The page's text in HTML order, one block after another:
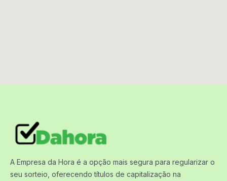
A Empresa da Hora é a opção mais segura para regularizar o
seu sorteio, oferecendo títulos de capitalização na